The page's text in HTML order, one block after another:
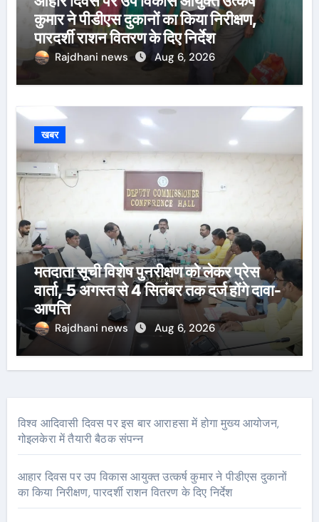
कुमार ने पीडीएस दुकानों का किया निरीक्षण,
पारदर्शी राशन वितरण के दिए निर्देश
Rajdhani news Aug 6, 2026
खबर
मतदाता सूची विशेष पुनरीक्षण को लेकर प्रेस
वार्ता, 5 अगस्त से 4 सितंबर तक दर्ज होंगे दावा-
आपत्ति
Rajdhani news Aug 6, 2026
विश्व आदिवासी दिवस पर इस बार आराहसा में होगा मुख्य आयोजन,
गोइलकेरा में तैयारी बैठक संपन्न
आहार दिवस पर उप विकास आयुक्त उत्कर्ष कुमार ने पीडीएस दुकानों
का किया निरीक्षण, पारदर्शी राशन वितरण के दिए निर्देश